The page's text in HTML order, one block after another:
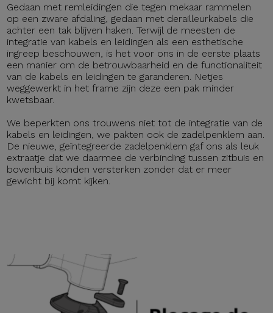
Gedaan met remleidingen die tegen mekaar rammelen
op een zware afdaling, gedaan met derailleurkabels die
achter een tak blijven haken. Terwijl de meesten de
integratie van kabels en leidingen als een esthetische
ingreep beschouwen, is het voor ons in de eerste plaats
een manier om de betrouwbaarheid en de functionaliteit
van de kabels en leidingen te garanderen. Netjes
weggewerkt in het frame zijn deze een pak minder
kwetsbaar.
We beperkten ons trouwens niet tot de integratie van de
kabels en leidingen, we pakten ook de zadelpenklem aan.
De nieuwe, geïntegreerde zadelpenklem gaf ons als leuk
extraatje dat we daarmee de verbinding tussen zitbuis en
bovenbuis konden versterken zonder dat er meer
gewicht bij komt kijken.